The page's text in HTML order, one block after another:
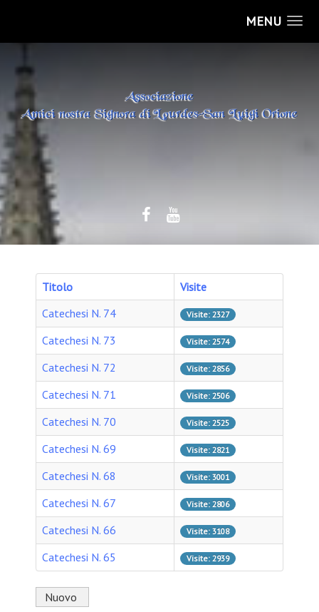
MENU
Titolo
Visite
Catechesi N. 74
Visite: 2327
Catechesi N. 73 Visite: 2574
Catechesi N. 72 Visite: 2856
Catechesi N. 71 Visite: 2506
Catechesi N. 70 Visite: 2525
Catechesi N. 69 Visite: 2821
Catechesi N. 68 Visite: 3001
Catechesi N. 67 Visite: 2806
Catechesi N. 66 Visite: 3108
Catechesi N. 65 Visite: 2939
Nuovo